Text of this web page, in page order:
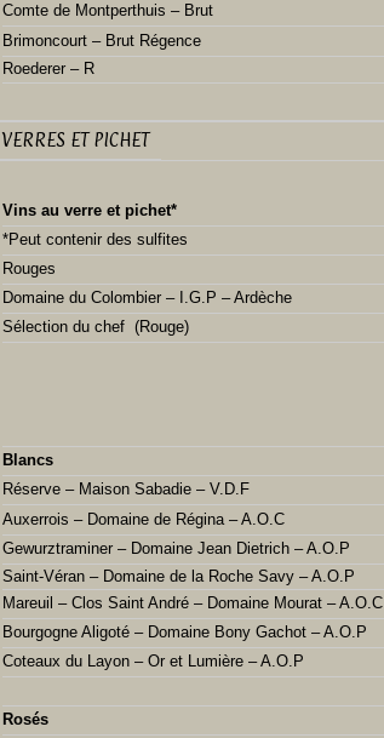
Comte de Montperthuis – Brut
Brimoncourt – Brut Régence
Roederer – R
VERRES ET PICHET
Vins au verre et pichet*
*Peut contenir des sulfites
Rouges
Domaine du Colombier – I.G.P – Ardèche
Sélection du chef (Rouge)
Blancs
Réserve – Maison Sabadie – V.D.F
Auxerrois – Domaine de Régina – A.O.C
Gewurztraminer – Domaine Jean Dietrich – A.O.P
Saint-Véran – Domaine de la Roche Savy – A.O.P
Mareuil – Clos Saint André – Domaine Mourat – A.O.C
Bourgogne Aligoté – Domaine Bony Gachot – A.O.P
Coteaux du Layon – Or et Lumière – A.O.P
Rosés